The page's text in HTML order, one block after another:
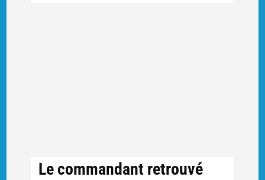
Le commandant retrouvé